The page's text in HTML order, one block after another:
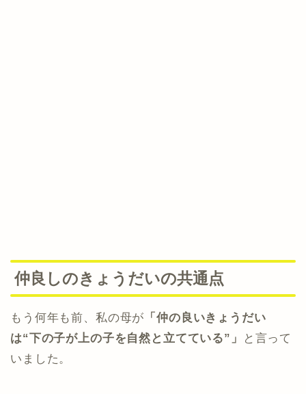
仲良しのきょうだいの共通点
もう何年も前、私の母が 「仲の良いきょうだい
は“下の子が上の子を自然と立てている”」
と言って
いました。